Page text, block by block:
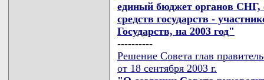
единый бюджет органов СНГ,
средств государств -
Государств, на 2003 год"
----------
Решение Совета глав
от 18 сентября 2003 г.